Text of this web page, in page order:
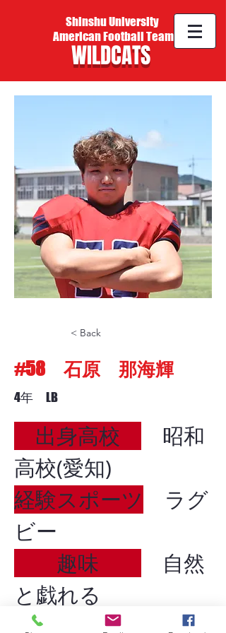
Shinshu University
American Football Team
WILDCATS
< Back
#58 石原 那海輝
4年 LB
出身高校
昭和
高校(愛知)
経験スポーツ ラグ
ビー
趣味
自然
と戯れる
目標
タッ